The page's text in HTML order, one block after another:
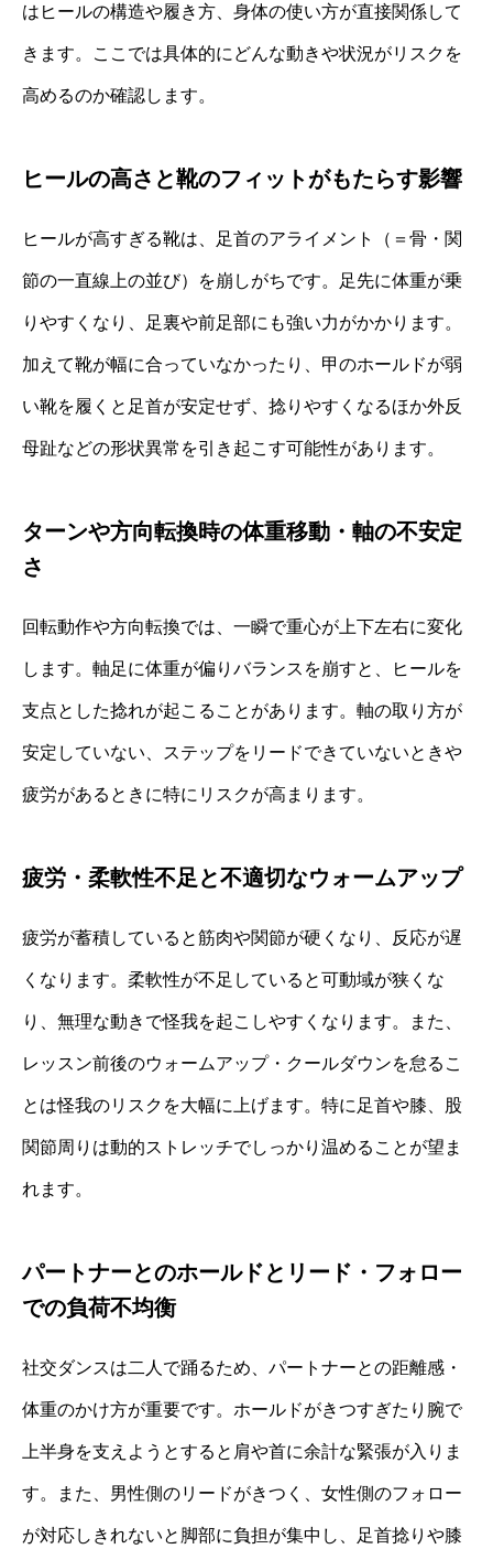
はヒールの構造や履き方、身体の使い方が直接関係して
きます。ここでは具体的にどんな動きや状況がリスクを
高めるのか確認します。
ヒールの高さと靴のフィットがもたらす影響
ヒールが高すぎる靴は、足首のアライメント（＝骨・関
節の一直線上の並び）を崩しがちです。足先に体重が乗
りやすくなり、足裏や前足部にも強い力がかかります。
加えて靴が幅に合っていなかったり、甲のホールドが弱
い靴を履くと足首が安定せず、捻りやすくなるほか外反
母趾などの形状異常を引き起こす可能性があります。
ターンや方向転換時の体重移動・軸の不安定
さ
回転動作や方向転換では、一瞬で重心が上下左右に変化
します。軸足に体重が偏りバランスを崩すと、ヒールを
支点とした捻れが起こることがあります。軸の取り方が
安定していない、ステップをリードできていないときや
疲労があるときに特にリスクが高まります。
疲労・柔軟性不足と不適切なウォームアップ
疲労が蓄積していると筋肉や関節が硬くなり、反応が遅
くなります。柔軟性が不足していると可動域が狭くな
り、無理な動きで怪我を起こしやすくなります。また、
レッスン前後のウォームアップ・クールダウンを怠るこ
とは怪我のリスクを大幅に上げます。特に足首や膝、股
関節周りは動的ストレッチでしっかり温めることが望ま
れます。
パートナーとのホールドとリード・フォロー
での負荷不均衡
社交ダンスは二人で踊るため、パートナーとの距離感・
体重のかけ方が重要です。ホールドがきつすぎたり腕で
上半身を支えようとすると肩や首に余計な緊張が入りま
す。また、男性側のリードがきつく、女性側のフォロー
が対応しきれないと脚部に負担が集中し、足首捻りや膝